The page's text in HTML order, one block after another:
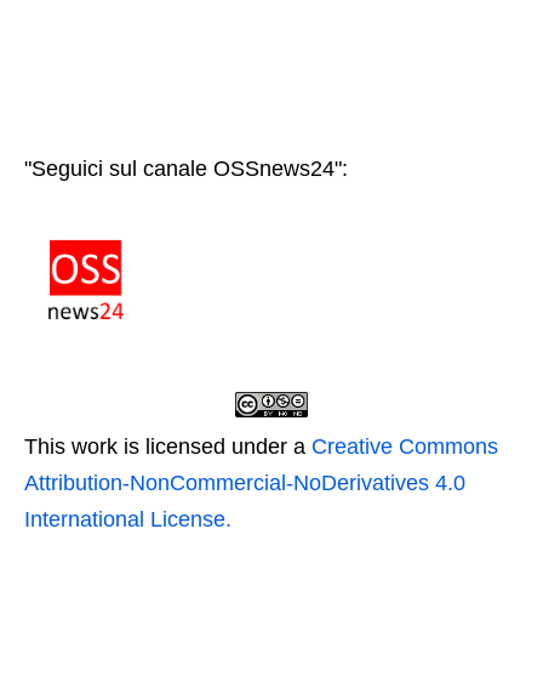
"Seguici sul canale OSSnews24":
This work is licensed under a Creative Commons
Attribution-NonCommercial-NoDerivatives 4.0
International License.